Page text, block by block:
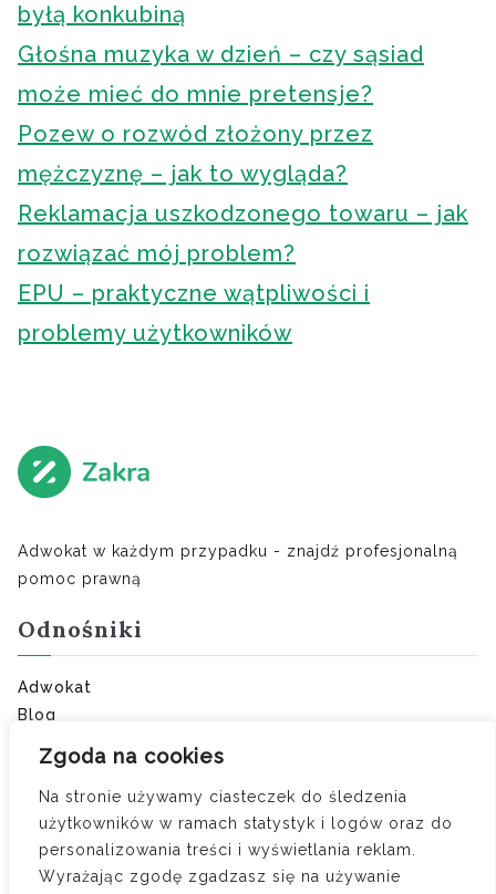
Zgoda na cookies
Na stronie używamy ciasteczek do śledzenia
użytkowników w ramach statystyk i logów oraz do
personalizowania treści i wyświetlania reklam.
Wyrażając zgodę zgadzasz się na używanie
byłą konkubiną
Głośna muzyka w dzień – czy sąsiad
może mieć do mnie pretensje?
Pozew o rozwód złożony przez
mężczyznę – jak to wygląda?
Reklamacja uszkodzonego towaru – jak
rozwiązać mój problem?
EPU – praktyczne wątpliwości i
problemy użytkowników
Adwokat w każdym przypadku - znajdź profesjonalną
pomoc prawną
Odnośniki
Adwokat
Blog
Ostatnie porady:
Umowa o zakazie konkurencji — kiedy obowiązuje i
ile wynosi odszkodowanie
Czy zdrada to jedyny powód do orzeczenia
wyłącznej winy?